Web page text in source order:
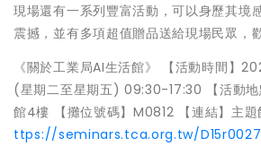
現場還有一系列豐富活動，可以身歷其境
震撼，並有多項超值贈品送給現場民眾，
《關於工業局AI生活館》 【活動時間】
(星期二至星期五) 09:30-17:30 【活動地
館4樓 【攤位號碼】M0812 【連結】主
ttps://seminars.tca.org.tw/